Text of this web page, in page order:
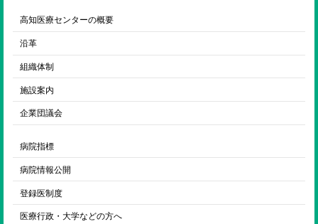
高知医療センターの概要
沿革
組織体制
施設案内
企業団議会
病院指標
病院情報公開
登録医制度
医療行政・大学などの方へ